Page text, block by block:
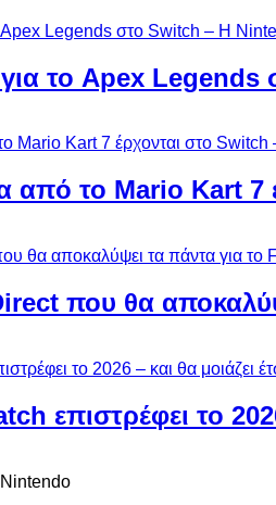
το Apex
από το Mario Kart 7
που θα
επιστρέφει το